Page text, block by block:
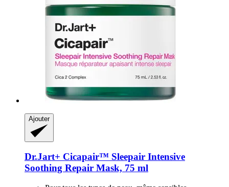
Ajouter
Dr.Jart+ Cicapair™ Sleepair Intensive
Soothing Repair Mask, 75 ml